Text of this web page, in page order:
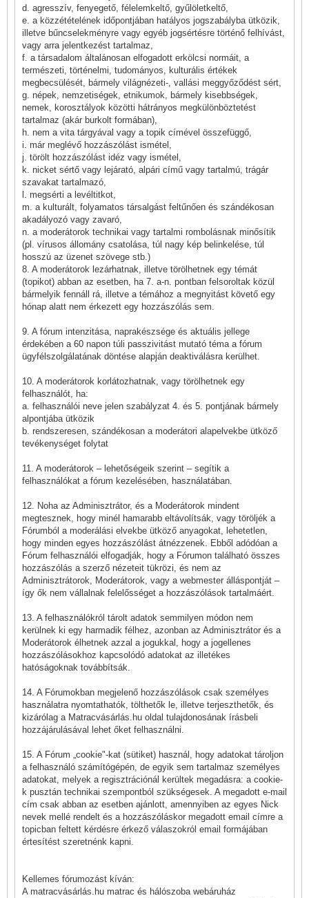
d. agresszív, fenyegető, félelemkeltő, gyűlöletkeltő,
e. a közzétételének időpontjában hatályos jogszabályba ütközik,
illetve bűncselekményre vagy egyéb jogsértésre történő felhívást,
vagy arra jelentkezést tartalmaz,
f. a társadalom általánosan elfogadott erkölcsi normáit, a
természeti, történelmi, tudományos, kulturális értékek
megbecsülését, bármely világnézeti-, vallási meggyőződést sért,
g. népek, nemzetiségek, etnikumok, bármely kisebbségek,
nemek, korosztályok közötti hátrányos megkülönböztetést
tartalmaz (akár burkolt formában),
h. nem a vita tárgyával vagy a topik címével összefüggő,
i. már meglévő hozzászólást ismétel,
j. törölt hozzászólást idéz vagy ismétel,
k. nicket sértő vagy lejárató, alpári című vagy tartalmú, trágár
szavakat tartalmazó,
l. megsérti a levéltitkot,
m. a kulturált, folyamatos társalgást feltűnően és szándékosan
akadályozó vagy zavaró,
n. a moderátorok technikai vagy tartalmi rombolásnak minősítik
(pl. vírusos állomány csatolása, túl nagy kép belinkelése, túl
hosszú az üzenet szövege stb.)
8. A moderátorok lezárhatnak, illetve törölhetnek egy témát
(topikot) abban az esetben, ha 7. a-n. pontban felsoroltak közül
bármelyik fennáll rá, illetve a témához a megnyitást követő egy
hónap alatt nem érkezett egy hozzászólás sem.
9. A fórum intenzitása, naprakészsége és aktuális jellege
érdekében a 60 napon túli passzivitást mutató téma a fórum
ügyfélszolgálatának döntése alapján deaktiválásra kerülhet.
10. A moderátorok korlátozhatnak, vagy törölhetnek egy
felhasználót, ha:
a. felhasználói neve jelen szabályzat 4. és 5. pontjának bármely
alpontjába ütközik
b. rendszeresen, szándékosan a moderátori alapelvekbe ütköző
tevékenységet folytat
11. A moderátorok – lehetőségeik szerint – segítik a
felhasználókat a fórum kezelésében, használatában.
12. Noha az Adminisztrátor, és a Moderátorok mindent
megtesznek, hogy minél hamarabb eltávolítsák, vagy töröljék a
Fórumból a moderálási elvekbe ütköző anyagokat, lehetetlen,
hogy minden egyes hozzászólást átnézzenek. Ebből adódóan a
Fórum felhasználói elfogadják, hogy a Fórumon található összes
hozzászólás a szerző nézeteit tükrözi, és nem az
Adminisztrátorok, Moderátorok, vagy a webmester álláspontját –
így ők nem vállalnak felelősséget a hozzászólások tartalmáért.
13. A felhasználókról tárolt adatok semmilyen módon nem
kerülnek ki egy harmadik félhez, azonban az Adminisztrátor és a
Moderátorok élhetnek azzal a jogukkal, hogy a jogellenes
hozzászólásokhoz kapcsolódó adatokat az illetékes
hatóságoknak továbbítsák.
14. A Fórumokban megjelenő hozzászólások csak személyes
használatra nyomtathatók, tölthetők le, illetve terjeszthetők, és
kizárólag a Matracvásárlás.hu oldal tulajdonosának írásbeli
hozzájárulásával lehet őket felhasználni.
15. A Fórum „cookie"-kat (sütiket) használ, hogy adatokat tároljon
a felhasználó számítógépén, de egyik sem tartalmaz személyes
adatokat, melyek a regisztrációnál kerültek megadásra: a cookie-
k pusztán technikai szempontból szükségesek. A megadott e-mail
cím csak abban az esetben ajánlott, amennyiben az egyes Nick
nevek mellé rendelt és a hozzászóláskor megadott email címre a
topicban feltett kérdésre érkező válaszokról email formájában
értesítést szeretnénk kapni.
Kellemes fórumozást kíván:
A matracvásárlás.hu matrac és hálószoba webáruház